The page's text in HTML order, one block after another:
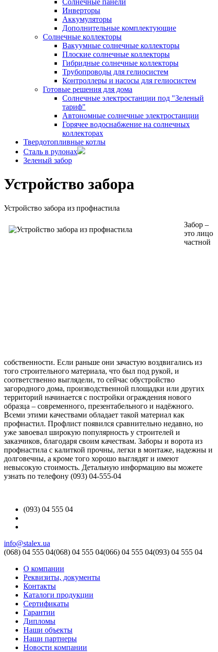
Солнечные панели
Инверторы
Аккумуляторы
Дополнительные комплектующие
Солнечные коллекторы
Вакуумные солнечные коллекторы
Плоские солнечные коллекторы
Гибридные солнечные коллекторы
Трубопроводы для гелиосистем
Контроллеры и насосы для гелиосистем
Готовые решения для дома
Солнечные электростанции под "Зеленый
тариф"
Автономные солнечные электростанции
Горячее водоснабжение на солнечных
коллекторах
Твердотопливные котлы
Сталь в рулонах
Зеленый забор
Устройство забора
Устройство забора из профнастила
Забор –
это лицо
частной
собственности. Если раньше они зачастую воздвигались из
того строительного материала, что был под рукой, и
соответственно выглядели, то сейчас обустройство
загородного дома, производственной площадки или других
территорий начинается с постройки ограждения нового
образца – современного, презентабельного и надёжного.
Всеми этими качествами обладает такой материал как
профнастил. Профлист появился сравнительно недавно, но
уже завоевал широкую популярность у строителей и
заказчиков, благодаря своим качествам. Заборы и ворота из
профнастила с калиткой прочны, легки в монтаже, надежны и
долговечны, а кроме того хорошо выглядят и имеют
невысокую стоимость. Детальную информацию вы можете
узнать по телефону (093) 04-555-04
(093) 04 555 04
info@stalex.ua
(068) 04 555 04(068) 04 555 04(066) 04 555 04(093) 04 555 04
О компании
Реквизиты, документы
Контакты
Каталоги продукции
Сертификаты
Гарантии
Дипломы
Наши объекты
Наши партнеры
Новости компании